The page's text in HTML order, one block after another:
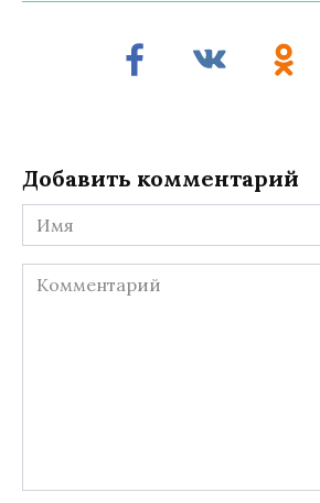
Добавить комментарий
Имя
Комментарий